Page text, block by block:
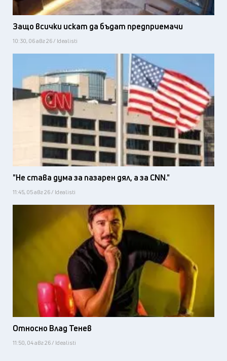
Защо всички искат да бъдат предприемачи
10:30, 06 авг 26 / Idealisti
"Не става дума за пазарен дял, а за CNN."
11:45, 05 авг 26 / Idealisti
Относно Влад Тенев
11:50, 04 авг 26 / Idealisti